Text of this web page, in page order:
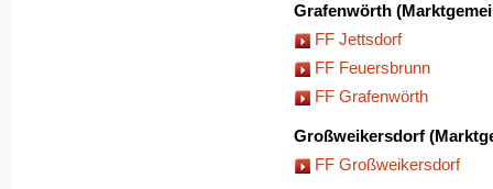
Grafenwörth
FF Jettsdorf
FF Feuersbrunn
FF Grafenwörth
Großweikersdorf
FF Großweikersdorf